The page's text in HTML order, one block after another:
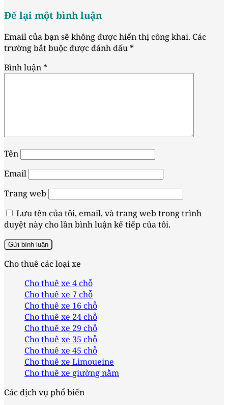
Để lại một bình luận
Email của bạn sẽ không được hiển thị công khai. Các
trường bắt buộc được đánh dấu*
Bình luận*
Tên
Email
Trang web
Lưu tên của tôi, email, và trang web trong trình
duyệt này cho lần bình luận kế tiếp của tôi.
Cho thuê các loại xe
Cho thuê xe 4 chỗ
Cho thuê xe 7 chỗ
Cho thuê xe 16 chỗ
Cho thuê xe 24 chỗ
Cho thuê xe 29 chỗ
Cho thuê xe 35 chỗ
Cho thuê xe 45 chỗ
Cho thuê xe Limoueine
Cho thuê xe giường nằm
Các dịch vụ phổ biến